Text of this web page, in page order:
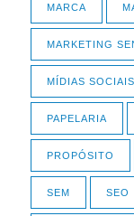
MARCA
MARKETING
MÍDIAS SOCIAIS
PAPELARIA
PROPÓSITO
SEM SEO